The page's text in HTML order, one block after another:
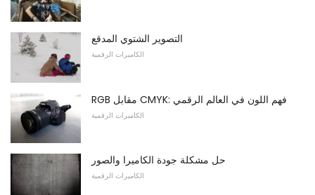
التصوير الشتوي المدقع
الكاميرات الرقمية
RGB مقابل CMYK: فهم اللون في العالم الرقمي
الكاميرات الرقمية
حل مشكلة جودة الكاميرا والصور
الكاميرات الرقمية